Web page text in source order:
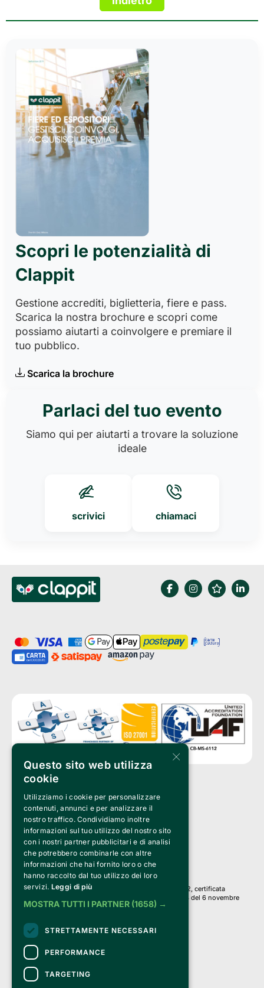
Scopri le potenzialità di
Clappit
Gestione accrediti, biglietteria, fiere e pass.
Scarica la nostra brochure e scopri come
possiamo aiutarti a coinvolgere e premiare il
tuo pubblico.
Scarica la brochure
Parlaci del tuo evento
Siamo qui per aiutarti a trovare la soluzione
ideale
scrivici chiamaci
Clappit è un marchio di proprietà di:
Bemils Srl
a Socio Unico
Via Fosse Ardeatine, 4 -20092 Cinisello Balsamo (MI)
PI 05589050961
Iscr. C.C.I.A.A. Milano R.E.A. 1833471
© 2010-2025 Bemils Srl - Tutti i diritti riservati
Credits:
Clappit è basato sulla piattaforma di biglietteria Belive 6.2, certificata
dall’Agenzia delle Entrate con protocollo n. 2025/445474 del 6 novembre
2025.
Su Clappit i tuoi acquisti ed i tuoi dati
sono sicuri e protetti da un certificato SSL
con crittografia a 128 bit.
×
Questo sito web utilizza
cookie
Utilizziamo i cookie per personalizzare
contenuti, annunci e per analizzare il
nostro traffico. Condividiamo inoltre
informazioni sul tuo utilizzo del nostro sito
con i nostri partner pubblicitari e di analisi
che potrebbero combinarle con altre
informazioni che hai fornito loro o che
hanno raccolto dal tuo utilizzo dei loro
servizi. Leggi di più
MOSTRA TUTTI I PARTNER (1658) →
STRETTAMENTE NECESSARI
PERFORMANCE
TARGETING